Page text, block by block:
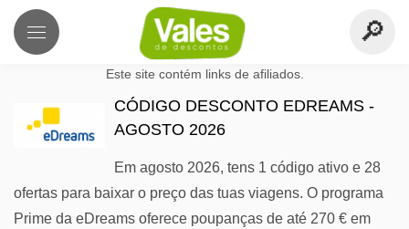
Este site contém links de afiliados.
CÓDIGO DESCONTO EDREAMS -
AGOSTO 2026
Em agosto 2026, tens 1 código ativo e 28
ofertas para baixar o preço das tuas viagens. O programa
Prime da eDreams oferece poupanças de até 270 € em